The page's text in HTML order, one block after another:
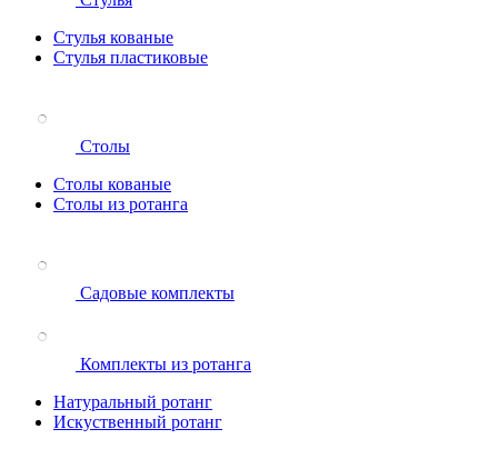
Стулья кованые
Стулья пластиковые
Столы
Столы кованые
Столы из ротанга
Садовые комплекты
Комплекты из ротанга
Натуральный ротанг
Искуственный ротанг